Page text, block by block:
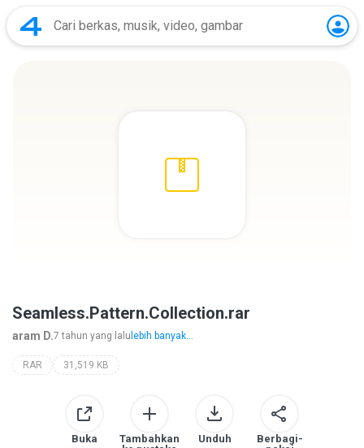
Seamless.Pattern.Collection.rar
aram D.7 tahun yang lalu lebih banyak...
RAR 31,519 KB
Buka
Tambahkan
Unduh
Berbagi-